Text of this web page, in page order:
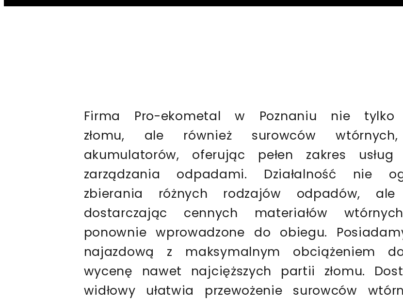
Firma Pro-ekometal w Poznaniu nie
złomu, ale również surowców
akumulatorów, oferując pełen zakres
zarządzania odpadami. Działalność nie
zbierania różnych rodzajów odpadów, ale
dostarczając cennych materiałów
ponownie wprowadzone do obiegu.
najazdową z maksymalnym obciążeniem
wycenę nawet najcięższych partii złomu.
widłowy ułatwia przewożenie surowców